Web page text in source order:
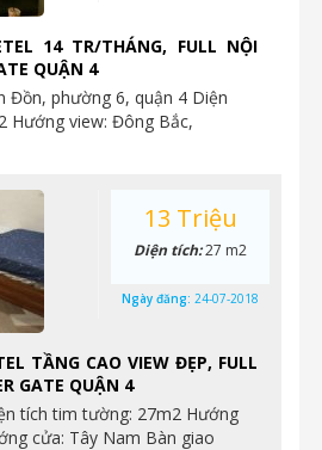
14 TR/THÁNG, FULL NỘI
QUẬN 4
Đồn, phường 6, quận 4 Diện
Hướng view: Đông Bắc,
TẦNG CAO VIEW ĐẸP, FULL
GATE QUẬN 4
tích tim tường: 27m2 Hướng
cửa: Tây Nam Bàn giao
13 Triệu
Diện tích:27 m2
Ngày đăng: 24-07-2018